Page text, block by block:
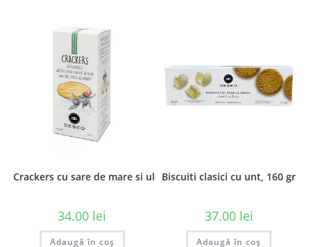
Crackers cu sare de mare si ulei de masline
34.00 lei
Adaugă în coș
Biscuiti clasici cu unt, 160 gr
37.00 lei
Adaugă în coș